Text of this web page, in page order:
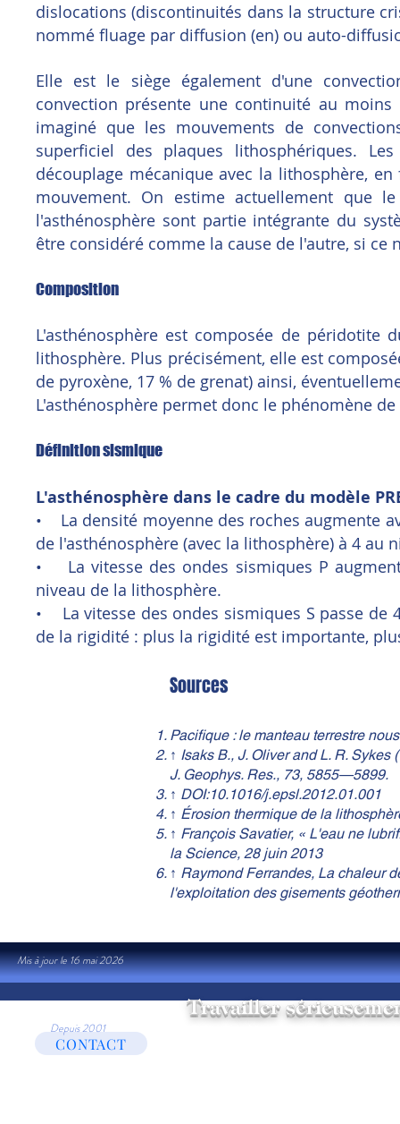
dislocations (discontinuités dans la structure
nommé fluage par diffusion (en) ou auto-
Elle est le siège également d'une
convection présente une continuité au
imaginé que les mouvements de
superficiel des plaques lithosphériques.
découplage mécanique avec la lithosphère,
mouvement. On estime actuellement que
l'asthénosphère sont partie intégrante du
être considéré comme la cause de l'autre, si ce
Composition
L'asthénosphère est composée de péridotite
lithosphère. Plus précisément, elle est
de pyroxène, 17 % de grenat) ainsi,
L'asthénosphère permet donc le phénomène
Définition sismique
L'asthénosphère dans le cadre du modèle
• La densité moyenne des roches augmente
de l'asthénosphère (avec la lithosphère) à 4 au
• La vitesse des ondes sismiques P
niveau de la lithosphère.
• La vitesse des ondes sismiques S passe de
de la rigidité : plus la rigidité est importante,
Sources​
Pacifique : le manteau terrestre
↑ Isaks B., J. Oliver and L. R.
J. Geophys. Res., 73, 5855—5899.
↑ DOI:10.1016/j.epsl.2012.01.001
↑ Érosion thermique de la
↑ François Savatier, « L'eau ne
la Science, 28 juin 2013
↑ Raymond Ferrandes, La chaleur
l'exploitation des gisements
Mis à jour le 16 mai 2026
CONTACT
Travailler
Depuis 2001